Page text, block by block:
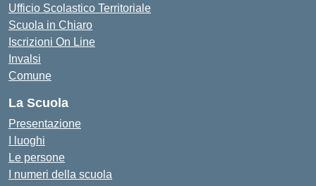
Ufficio Scolastico Territoriale
Scuola in Chiaro
Iscrizioni On Line
Invalsi
Comune
La Scuola
Presentazione
I luoghi
Le persone
I numeri della scuola